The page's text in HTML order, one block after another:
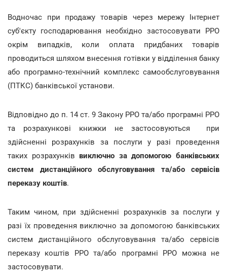
Водночас при продажу товарів через мережу Інтернет
суб'єкту господарювання необхідно застосовувати РРО
окрім випадків, коли оплата придбаних товарів
проводиться шляхом внесення готівки у відділення банку
або програмно-технічний комплекс самообслуговування
(ПТКС) банківської установи.
Відповідно до п. 14 ст. 9 Закону РРО та/або програмні РРО
та розрахункові книжки не застосовуються при
здійсненні розрахунків за послуги у разі проведення
таких розрахунків виключно за допомогою банківських
систем дистанційного обслуговування та/або сервісів
переказу коштів.
Таким чином, при здійсненні розрахунків за послуги у
разі їх проведення виключно за допомогою банківських
систем дистанційного обслуговування та/або сервісів
переказу коштів РРО та/або програмні РРО можна не
застосовувати.